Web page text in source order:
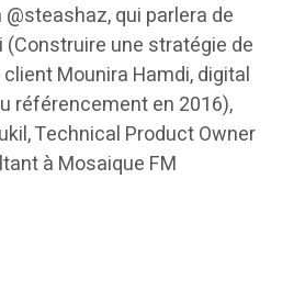
qui parlera de
(Construire une stratégie de
Mounira Hamdi, digital
référencement en 2016),
Technical Product Owner
à Mosaique FM